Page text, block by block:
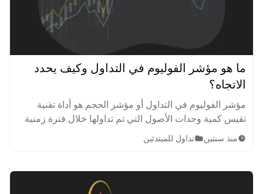
ما هو مؤشر الفوليوم في التداول وكيف يحدد
الاتجاه؟
مؤشر الفوليوم في التداول أو مؤشر الحجم هو أداة تقنية
تقيس كمية وحدات الأصول التي تم تداولها خلال فترة زمنية
معينة، سواء كانت هذه الفترة دقيقة واحدة، أو ساعة، أو حتى
يوم كامل.
منذ سنتين تداول للمبتدئين